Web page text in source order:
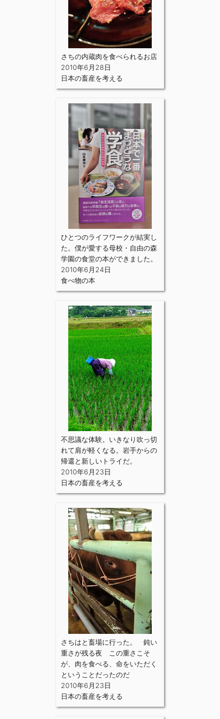
さちの内蔵肉を食べられるお店
2010年6月28日
日本の畜産を考える
ひとつのライフワークが結実し
た。僕が愛する母校・自由の森
学園の食堂の本ができました。
2010年6月24日
食べ物の本
不思議な体験。いきなり吹っ切
れて肩が軽くなる。岩手からの
帰還と新しいトライだ。
2010年6月23日
日本の畜産を考える
さちはと畜場に行った。 鈍い
重さが残る夜 この重さこそ
が、肉を食べる、命をいただく
ということだったのだ
2010年6月23日
日本の畜産を考える